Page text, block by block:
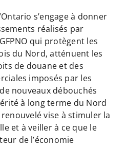
s’engage à donner
réalisés par
qui protègent les
du Nord, atténuent les
de douane et des
imposés par les
nouveaux débouchés
à long terme du Nord
renouvelé vise à stimuler la
et à veiller à ce que le
de l’économie